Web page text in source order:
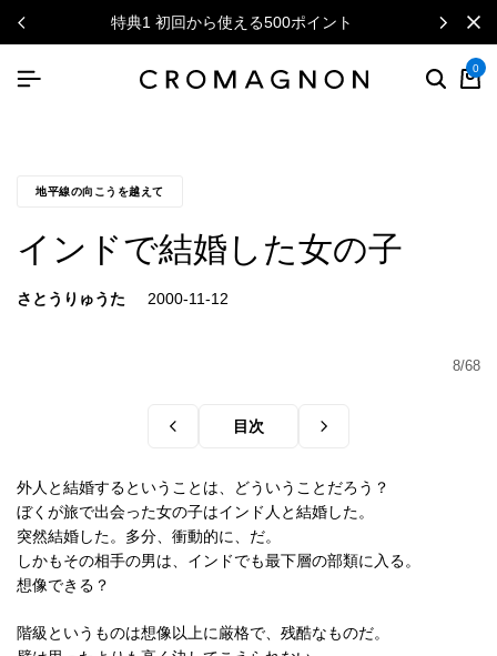
特典1 初回から使える500ポイント
0
地平線の向こうを越えて
インドで結婚した女の子
さとうりゅうた
8/68
目次
外人と結婚するということは、どういうことだろう？
ぼくが旅で出会った女の子はインド人と結婚した。
突然結婚した。多分、衝動的に、だ。
しかもその相手の男は、インドでも最下層の部類に入る。
想像できる？
階級というものは想像以上に厳格で、残酷なものだ。